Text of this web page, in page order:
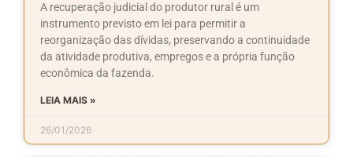
A recuperação judicial do produtor rural é um
instrumento previsto em lei para permitir a
reorganização das dívidas, preservando a continuidade
da atividade produtiva, empregos e a própria função
econômica da fazenda.
LEIA MAIS »
26/01/2026